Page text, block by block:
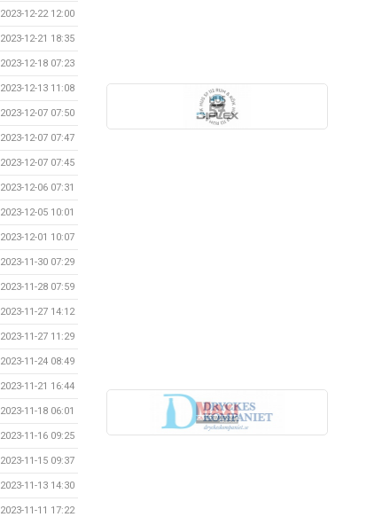
2023-12-22 12:00
2023-12-21 18:35
2023-12-18 07:23
2023-12-13 11:08
2023-12-07 07:50
2023-12-07 07:47
2023-12-07 07:45
2023-12-06 07:31
2023-12-05 10:01
2023-12-01 10:07
2023-11-30 07:29
2023-11-28 07:59
2023-11-27 14:12
2023-11-27 11:29
2023-11-24 08:49
2023-11-21 16:44
2023-11-18 06:01
2023-11-16 09:25
2023-11-15 09:37
2023-11-13 14:30
2023-11-11 17:22